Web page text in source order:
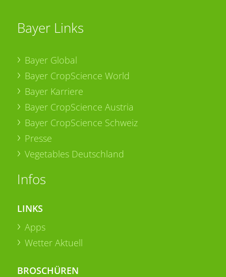
Bayer Links
Bayer Global
Bayer CropScience World
Bayer Karriere
Bayer CropScience Austria
Bayer CropScience Schweiz
Presse
Vegetables Deutschland
Infos
LINKS
Apps
Wetter Aktuell
BROSCHÜREN